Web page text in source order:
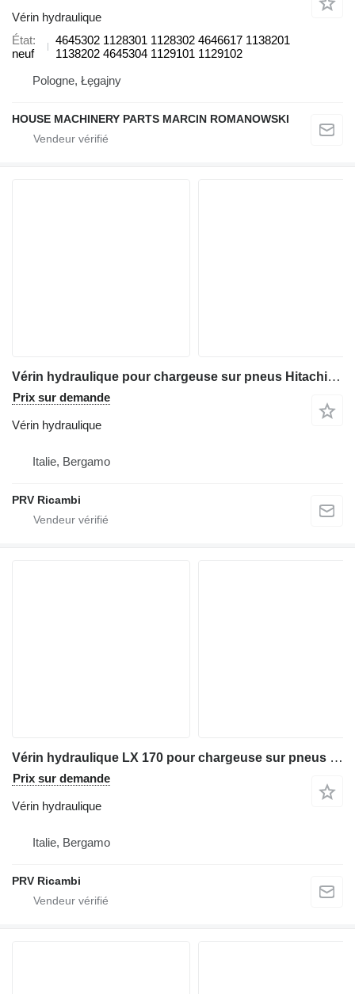
Vérin hydraulique
État
neuf
4645302 1128301 1128302 4646617 1138201
1138202 4645304 1129101 1129102
Pologne, Łęgajny
HOUSE MACHINERY PARTS MARCIN ROMANOWSKI
Vérin hydraulique pour chargeuse sur pneus Hitachi LX 145
Prix sur demande
Vérin hydraulique
Italie, Bergamo
PRV Ricambi
Vérin hydraulique LX 170 pour chargeuse sur pneus Hitachi LX 170
Prix sur demande
Vérin hydraulique
Italie, Bergamo
PRV Ricambi